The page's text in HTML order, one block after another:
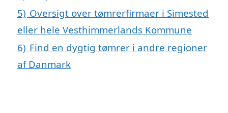
5) Oversigt over tømrerfirmaer i Simested
eller hele Vesthimmerlands Kommune
6) Find en dygtig tømrer i andre regioner
af Danmark